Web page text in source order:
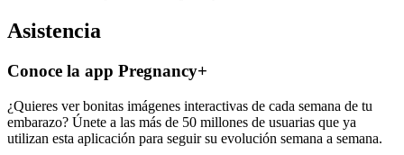
Asistencia
Conoce la app Pregnancy+
¿Quieres ver bonitas imágenes interactivas de cada semana de tu
embarazo? Únete a las más de 50 millones de usuarias que ya
utilizan esta aplicación para seguir su evolución semana a semana.